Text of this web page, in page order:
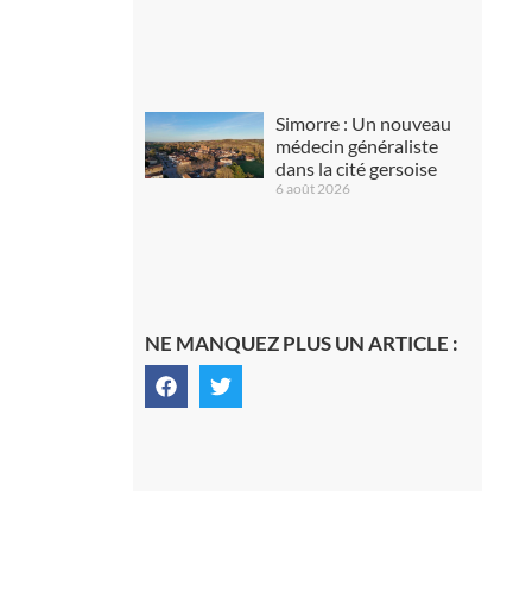
Simorre : Un nouveau
médecin généraliste
dans la cité gersoise
6 août 2026
NE MANQUEZ PLUS UN ARTICLE :